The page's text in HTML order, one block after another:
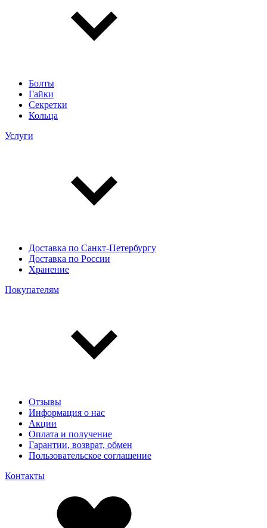
Болты
Гайки
Секретки
Кольца
Услуги
Доставка по Санкт-Петербургу
Доставка по России
Хранение
Покупателям
Отзывы
Информация о нас
Акции
Оплата и получение
Гарантии, возврат, обмен
Пользовательское соглашение
Контакты